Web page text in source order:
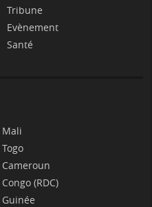
Tribune
Evènement
Santé
Mali
Togo
Cameroun
Congo (RDC)
Guinée